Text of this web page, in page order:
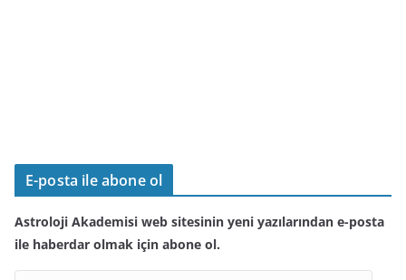
E-posta ile abone ol
Astroloji Akademisi web sitesinin yeni yazılarından e-posta
ile haberdar olmak için abone ol.